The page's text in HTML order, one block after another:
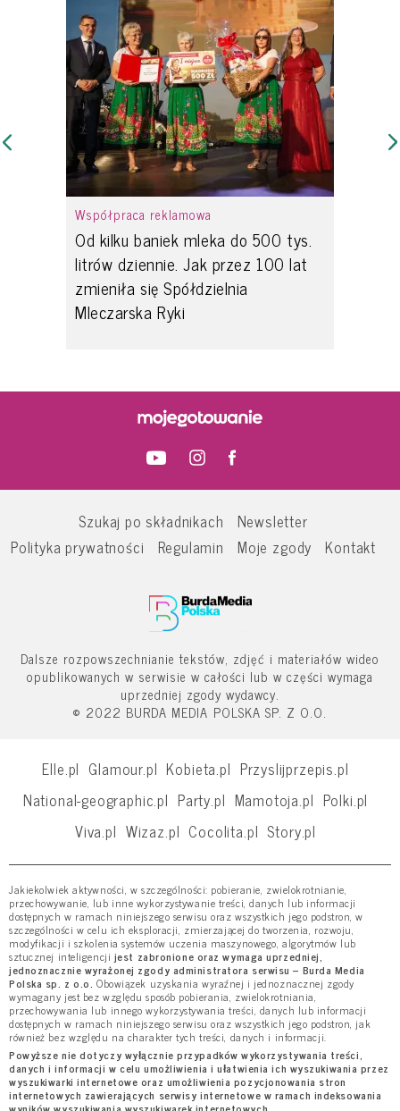
Współpraca reklamowa
Od kilku baniek mleka do 500 tys.
litrów dziennie. Jak przez 100 lat
zmieniła się Spółdzielnia
Mleczarska Ryki
Szukaj po składnikach
Newsletter
Polityka prywatności
Regulamin Moje zgody Kontakt
Dalsze rozpowszechnianie tekstów, zdjęć i materiałów wideo
opublikowanych w serwisie w całości lub w części wymaga
uprzedniej zgody wydawcy.
© 2022 BURDA MEDIA POLSKA SP. Z O.O.
Elle.pl Glamour.pl Kobieta.pl Przyslijprzepis.pl
National-geographic.pl Party.pl Mamotoja.pl Polki.pl
Viva.pl Wizaz.pl Cocolita.pl Story.pl
Jakiekolwiek aktywności, w szczególności: pobieranie, zwielokrotnianie,
przechowywanie, lub inne wykorzystywanie treści, danych lub informacji
dostępnych w ramach niniejszego serwisu oraz wszystkich jego podstron, w
szczególności w celu ich eksploracji, zmierzającej do tworzenia, rozwoju,
modyfikacji i szkolenia systemów uczenia maszynowego, algorytmów lub
sztucznej inteligencji jest zabronione oraz wymaga uprzedniej,
jednoznacznie wyrażonej zgody administratora serwisu – Burda Media
Polska sp. z o.o. Obowiązek uzyskania wyraźnej i jednoznacznej zgody
wymagany jest bez względu sposób pobierania, zwielokrotniania,
przechowywania lub innego wykorzystywania treści, danych lub informacji
dostępnych w ramach niniejszego serwisu oraz wszystkich jego podstron, jak
również bez względu na charakter tych treści, danych i informacji.
Powyższe nie dotyczy wyłącznie przypadków wykorzystywania treści,
danych i informacji w celu umożliwienia i ułatwienia ich wyszukiwania przez
wyszukiwarki internetowe oraz umożliwienia pozycjonowania stron
internetowych zawierających serwisy internetowe w ramach indeksowania